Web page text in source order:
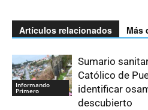
Artículos relacionados Más
Informando
Primero
Sumario
Católico de
identificar
descubierto